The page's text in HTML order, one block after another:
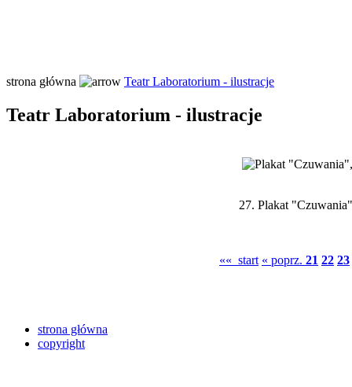
strona główna Teatr Laboratorium - ilustracje
Teatr Laboratorium - ilustracje
27. Plakat
«« start « poprz. 21 22 23
strona główna
copyright